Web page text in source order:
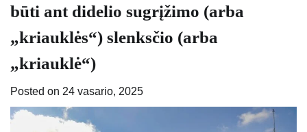
būti ant didelio sugrįžimo (arba
„kriauklės“) slenksčio (arba
„kriauklė“)
Posted on 24 vasario, 2025